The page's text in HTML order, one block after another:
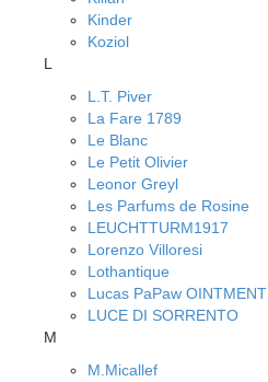
Kinder
Koziol
L
L.T. Piver
La Fare 1789
Le Blanc
Le Petit Olivier
Leonor Greyl
Les Parfums de Rosine
LEUCHTTURM1917
Lorenzo Villoresi
Lothantique
Lucas PaPaw OINTMENT
LUCE DI SORRENTO
M
M.Micallef